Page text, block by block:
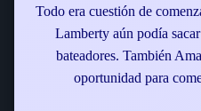
Todo era cuestión de
Lamberty aún podía
bateadores. También
oportunidad para